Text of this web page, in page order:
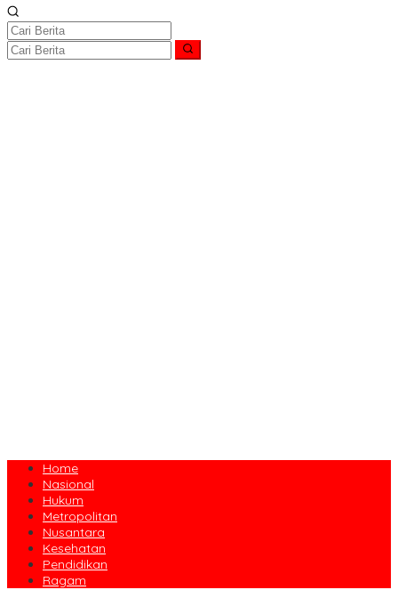
Home
Nasional
Hukum
Metropolitan
Nusantara
Kesehatan
Pendidikan
Ragam